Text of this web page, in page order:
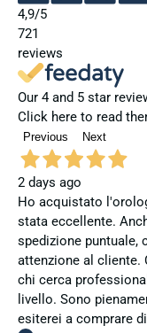
4,9/5
721
reviews
Our 4 and 5 star
Click here to read
Previous Next
2 days ago
Ho acquistato
stata eccellente.
spedizione puntuale,
attenzione al cliente.
chi cerca
livello. Sono
esiterei a comprare